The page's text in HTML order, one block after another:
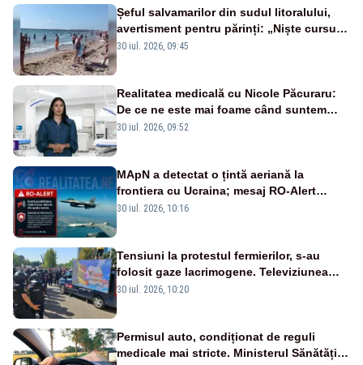
Șeful salvamarilor din sudul litoralului,
avertisment pentru părinți: „Niște cursuri
de înot la piscină nu sunt suficiente”
30 iul. 2026, 09:45
Realitatea medicală cu Nicole Păcuraru:
De ce ne este mai foame când suntem
obosiți?
30 iul. 2026, 09:52
MApN a detectat o țintă aeriană la
frontiera cu Ucraina; mesaj RO-Alert
transmis în județul Tulcea
30 iul. 2026, 10:16
Tensiuni la protestul fermierilor, s-au
folosit gaze lacrimogene. Televiziunea
Poporului face apel la calm – LIVE TEXT
30 iul. 2026, 10:20
Permisul auto, condiționat de reguli
medicale mai stricte. Ministerul Sănătății